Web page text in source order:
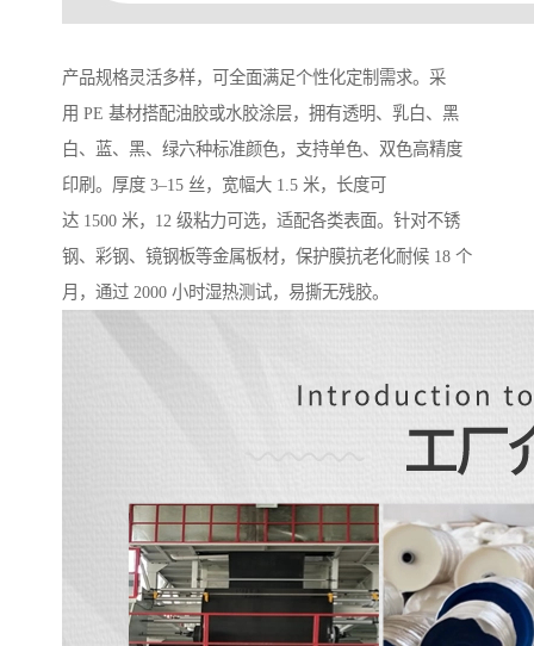
产品规格灵活多样，可全面满足个性化定制需求。采
用 PE 基材搭配油胶或水胶涂层，拥有透明、乳白、黑
白、蓝、黑、绿六种标准颜色，支持单色、双色高精度
印刷。厚度 3–15 丝，宽幅大 1.5 米，长度可
达 1500 米，12 级粘力可选，适配各类表面。针对不锈
钢、彩钢、镜钢板等金属板材，保护膜抗老化耐候 18 个
月，通过 2000 小时湿热测试，易撕无残胶。